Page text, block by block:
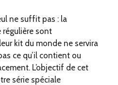
ne suffit pas : la
sont
kit du monde ne servira
ce qu’il contient ou
L’objectif de cet
série spéciale